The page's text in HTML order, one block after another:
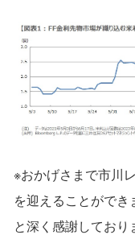
※おかげさまで市川
を迎えることがで
と深く感謝しており